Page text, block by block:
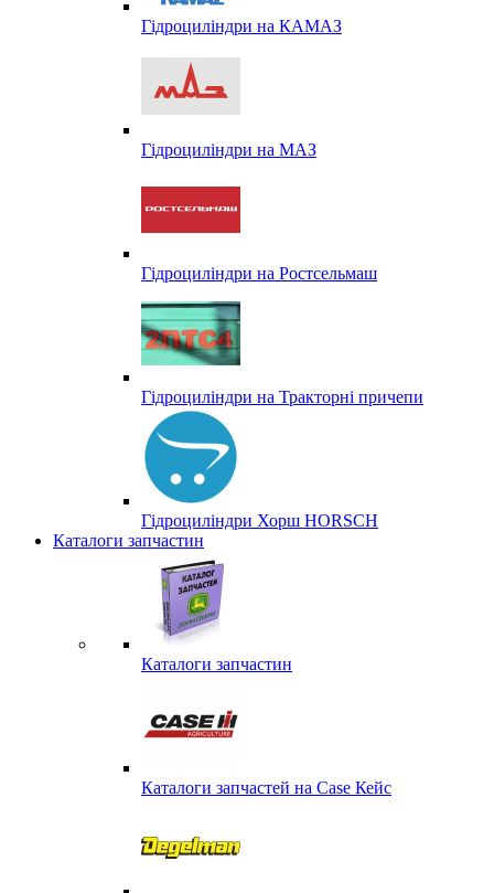
Гідроциліндри на КАМАЗ
Гідроциліндри на МАЗ
Гідроциліндри на Ростсельмаш
Гідроциліндри на Тракторні причепи
Гідроциліндри Хорш HORSCH
Каталоги запчастин
Каталоги запчастин
Каталоги запчастей на Case Кейс